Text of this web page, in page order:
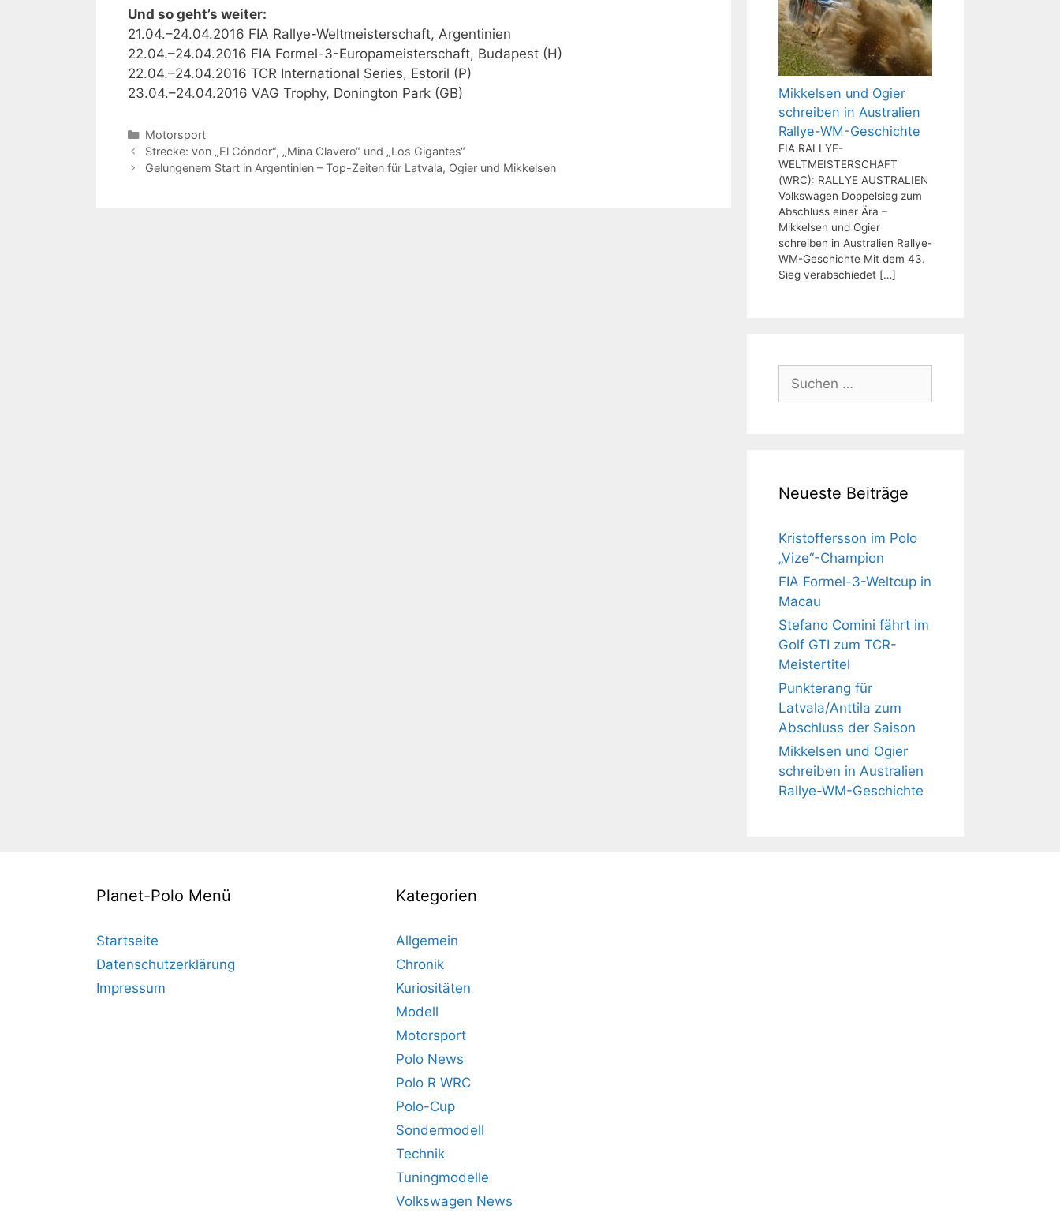
Und so geht’s weiter:
21.04.–24.04.2016 FIA Rallye-Weltmeisterschaft, Argentinien
22.04.–24.04.2016 FIA Formel-3-Europameisterschaft, Budapest (H)
22.04.–24.04.2016 TCR International Series, Estoril (P)
23.04.–24.04.2016 VAG Trophy, Donington Park (GB)
Kategorien
Motorsport
Strecke: von „El Cóndor“, „Mina Clavero“ und „Los Gigantes“
Gelungenem Start in Argentinien – Top-Zeiten für Latvala, Ogier und Mikkelsen
Mikkelsen und Ogier
schreiben in Australien
Rallye-WM-Geschichte
FIA RALLYE-
WELTMEISTERSCHAFT
(WRC): RALLYE AUSTRALIEN
Volkswagen Doppelsieg zum
Abschluss einer Ära –
Mikkelsen und Ogier
schreiben in Australien Rallye-
WM-Geschichte Mit dem 43.
Sieg verabschiedet […]
nach:
Neueste Beiträge
Kristoffersson im Polo
„Vize“-Champion
FIA Formel-3-Weltcup in
Macau
Stefano Comini fährt im
Golf GTI zum TCR-
Meistertitel
Punkterang für
Latvala/Anttila zum
Abschluss der Saison
Mikkelsen und Ogier
schreiben in Australien
Rallye-WM-Geschichte
Planet-Polo Menü
Startseite
Datenschutzerklärung
Impressum
Kategorien
Allgemein
Chronik
Kuriositäten
Modell
Motorsport
Polo News
Polo R WRC
Polo-Cup
Sondermodell
Technik
Tuningmodelle
Volkswagen News